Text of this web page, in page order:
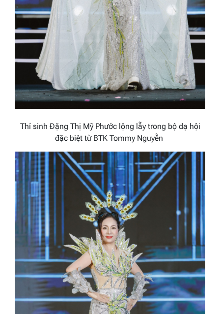
Thí sinh Đặng Thị Mỹ Phước lộng lẫy trong bộ dạ hội
đặc biệt từ BTK Tommy Nguyễn